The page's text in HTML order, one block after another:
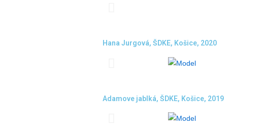
Hana Jurgová, ŠDKE, Košice, 2020
Adamove jablká, ŠDKE, Košice, 2019